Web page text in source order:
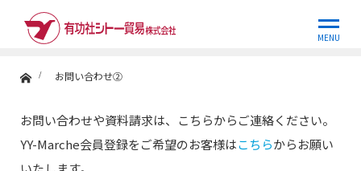
MENU
お問い合わせ②
ホームお問い合わせ②
お問い合わせや資料請求は、こちらからご連絡ください。
YY-Marche会員登録をご希望のお客様はこちらからお願い